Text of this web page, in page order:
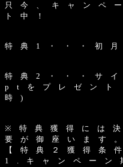
只 今 、 キ ャ ン ペ
ト 中 ！
特 典 1 ・ ・ ・ 初
特 典 2 ・ ・ ・ サ
p t を プ レ ゼ ン ト
時 )
※ 特 典 獲 得 に は
要 が 御 座 い ま す 。
【 特 典 ２ 獲 得 条 件
1 . キ ャ ン ペ ー ン